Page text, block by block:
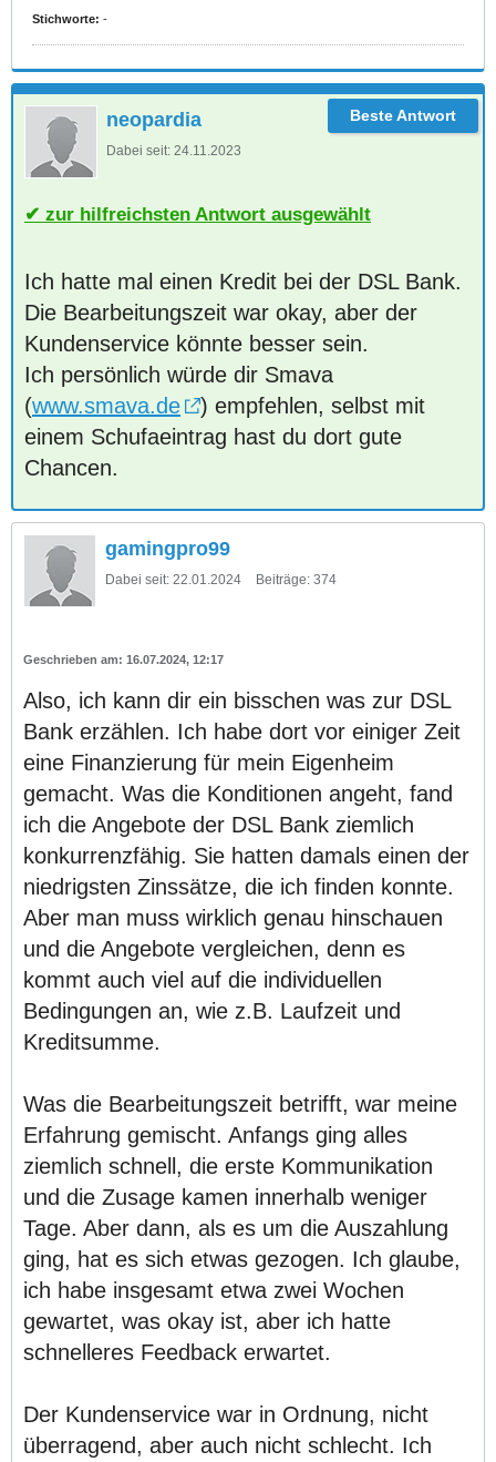
Stichworte: -
neopardia
Dabei seit: 24.11.2023
zur hilfreichsten Antwort ausgewählt
Ich hatte mal einen Kredit bei der DSL Bank.
Die Bearbeitungszeit war okay, aber der
Kundenservice könnte besser sein.
Ich persönlich würde dir Smava
(www.smava.de
) empfehlen, selbst mit
einem Schufaeintrag hast du dort gute
Chancen.
gamingpro99
Dabei seit: 22.01.2024 Beiträge: 374
16.07.2024, 12:17
Also, ich kann dir ein bisschen was zur DSL
Bank erzählen. Ich habe dort vor einiger Zeit
eine Finanzierung für mein Eigenheim
gemacht. Was die Konditionen angeht, fand
ich die Angebote der DSL Bank ziemlich
konkurrenzfähig. Sie hatten damals einen der
niedrigsten Zinssätze, die ich finden konnte.
Aber man muss wirklich genau hinschauen
und die Angebote vergleichen, denn es
kommt auch viel auf die individuellen
Bedingungen an, wie z.B. Laufzeit und
Kreditsumme.
Was die Bearbeitungszeit betrifft, war meine
Erfahrung gemischt. Anfangs ging alles
ziemlich schnell, die erste Kommunikation
und die Zusage kamen innerhalb weniger
Tage. Aber dann, als es um die Auszahlung
ging, hat es sich etwas gezogen. Ich glaube,
ich habe insgesamt etwa zwei Wochen
gewartet, was okay ist, aber ich hatte
schnelleres Feedback erwartet.
Der Kundenservice war in Ordnung, nicht
überragend, aber auch nicht schlecht. Ich